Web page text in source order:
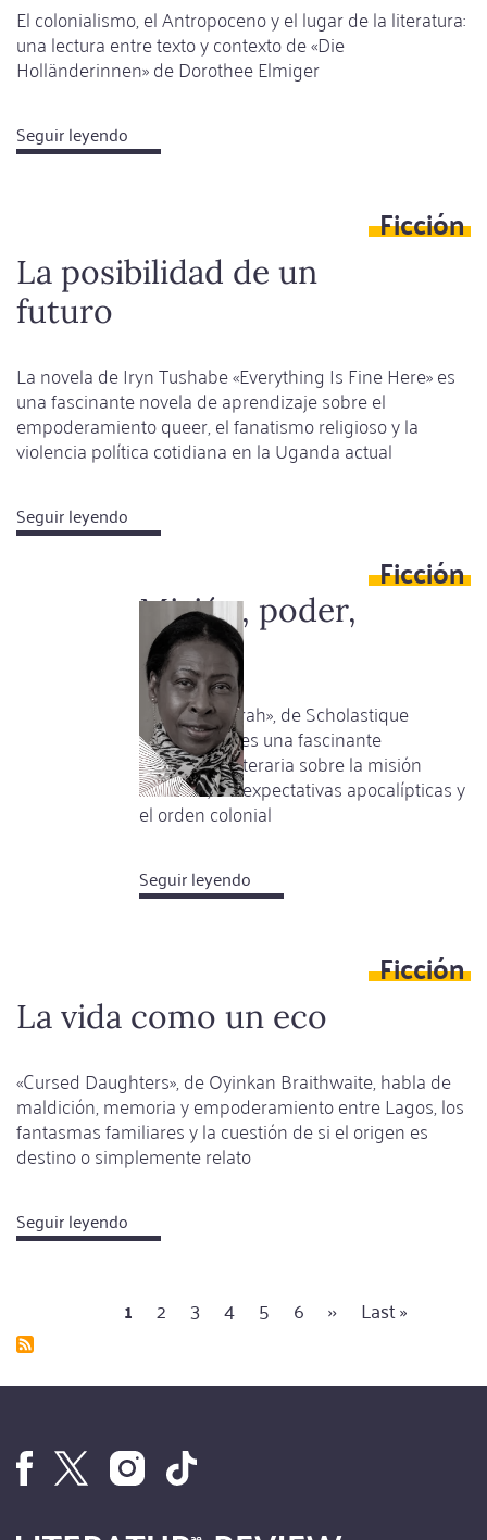
El colonialismo, el Antropoceno y el lugar de la literatura:
una lectura entre texto y contexto de «Die
Holländerinnen» de Dorothee Elmiger
Seguir leyendo
Los
la
«jungla»
Ficción
La posibilidad de un
futuro
La novela de Iryn Tushabe «Everything Is Fine Here» es
una fascinante novela de aprendizaje sobre el
empoderamiento queer, el fanatismo religioso y la
violencia política cotidiana en la Uganda actual
Seguir leyendo
La
de
futuro
Ficción
Misión, poder,
mesías
«Sister Deborah», de Scholastique
Mukasonga, es una fascinante
genealogía literaria sobre la misión
cristiana, las expectativas apocalípticas y
el orden colonial
Seguir leyendo
Misión,
Ficción
La vida como un eco
«Cursed Daughters», de Oyinkan Braithwaite, habla de
maldición, memoria y empoderamiento entre Lagos, los
fantasmas familiares y la cuestión de si el origen es
destino o simplemente relato
Seguir leyendo
La
como
Página
1 Página
2 Página
3 Página
4 Página
5 Página
6
Siguiente
››
Última
Last »